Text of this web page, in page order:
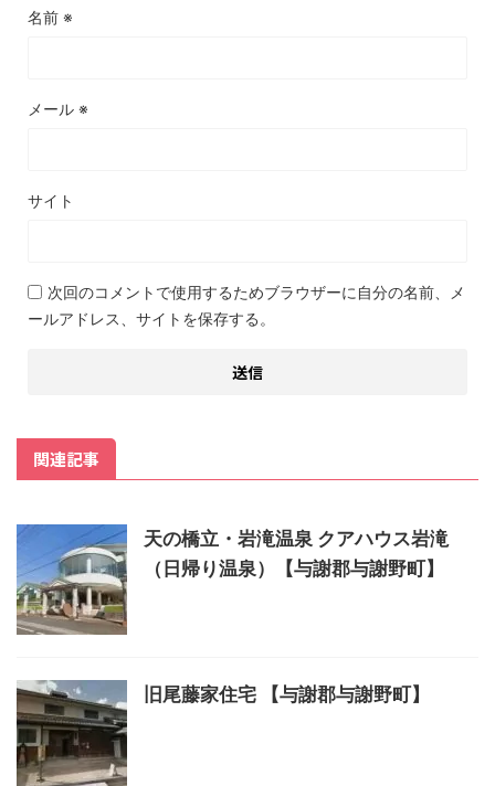
名前 ※
メール ※
サイト
次回のコメントで使用するためブラウザーに自分の名前、メ
ールアドレス、サイトを保存する。
関連記事
天の橋立・岩滝温泉 クアハウス岩滝
（日帰り温泉）【与謝郡与謝野町】
旧尾藤家住宅 【与謝郡与謝野町】